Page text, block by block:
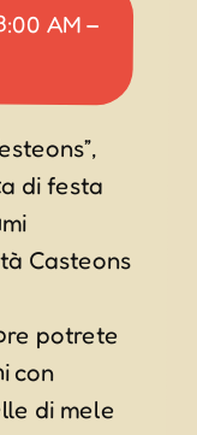
AM –
di festa
potrete
con
di mele
giornata
per
intagli
natalizie,
e